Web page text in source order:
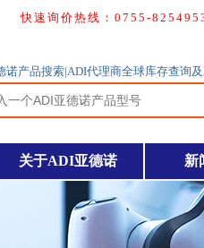
快速询价热线：0755-
诺产品搜索|ADI代理商全球库存查询
关于ADI亚德诺 新